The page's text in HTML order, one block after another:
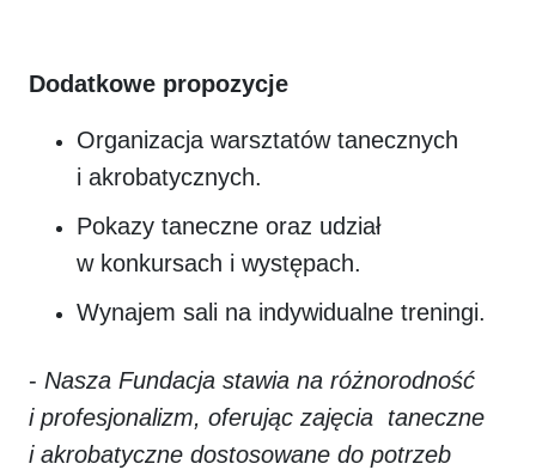
Dodatkowe propozycje
Organizacja warsztatów tanecznych
i akrobatycznych.
Pokazy taneczne oraz udział
w konkursach i występach.
Wynajem sali na indywidualne treningi.
- Nasza Fundacja stawia na różnorodność
i profesjonalizm, oferując zajęcia taneczne
i akrobatyczne dostosowane do potrzeb